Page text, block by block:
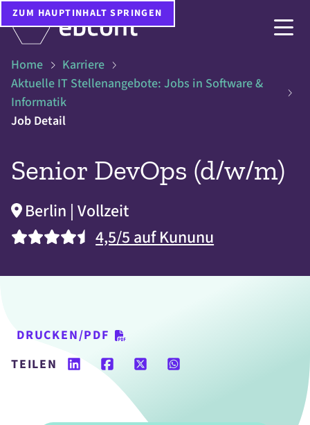
ZUM HAUPTINHALT SPRINGEN
Home
Karriere
Aktuelle IT Stellenangebote: Jobs in Software &
Informatik
Job Detail
Senior DevOps (d/w/m)
Berlin | Vollzeit
4,5/5 auf Kununu
DRUCKEN/PDF
TEILEN